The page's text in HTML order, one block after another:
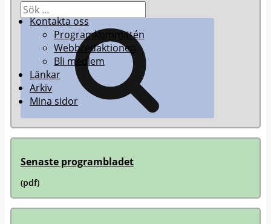
Kontakta oss
Programkommittén
Webbredaktionen
Bli medlem
Länkar
Arkiv
Mina sidor
Sök
efter:
Senaste programbladet
(pdf)